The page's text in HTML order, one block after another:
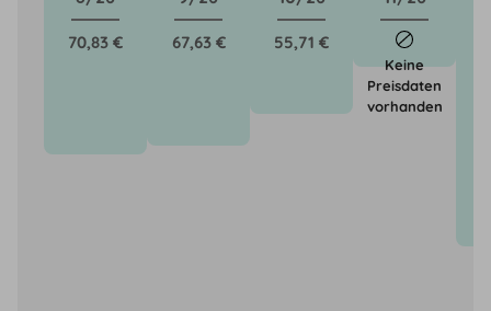
70,83 € 67,63 € 55,71 €
Keine
Preisdaten
vorhanden